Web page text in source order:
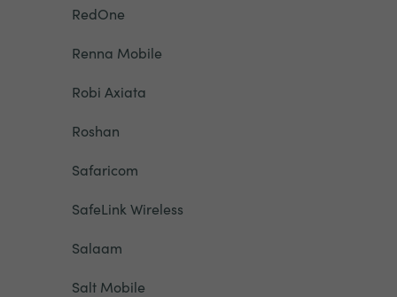
RedOne
Renna Mobile
Robi Axiata
Roshan
Safaricom
SafeLink Wireless
Salaam
Salt Mobile